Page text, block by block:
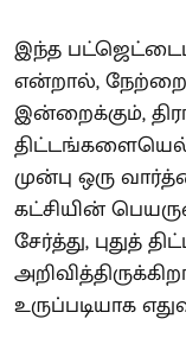
இந்த
என்றால்,
இன்றைக்கும்,
முன்பு ஒரு
கட்சியின்
சேர்த்து, புதுத்
உருப்படியாக